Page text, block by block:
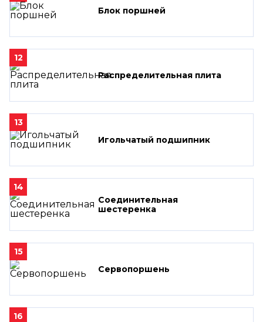
Блок поршней
12
Распределительная плита
13
Игольчатый подшипник
14
Соединительная
шестеренка
15
Сервопоршень
16